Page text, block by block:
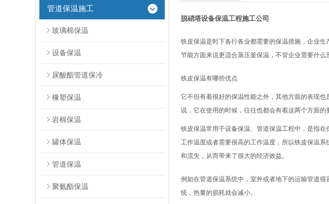
脱硝塔设备保温工程施工公司
铁皮保温是时下各行各业都需要的保温措施，企业
节能方面来说更适合蒸压釜保温，不管企业需要什
铁皮保温有哪些优点
它不但有着很好的保温性能之外，其他方面的表现
说，它在使用的时候，往往也都会有着这两个方面的
铁皮保温常用于设备保温、管道保温工程中，是指
工作温度或者需要很高的工作温度，所以铁皮保温
和流失，从而带来了很大的经济效益。
例如在管道保温系统中，室外或者地下的运输管道
统，热量的损耗就会减小。
管道保温施工
玻璃棉保温
设备保温
尿酸酯管道保冷
橡塑保温
岩棉保温
罐体保温
管道保温
聚氨酯保温